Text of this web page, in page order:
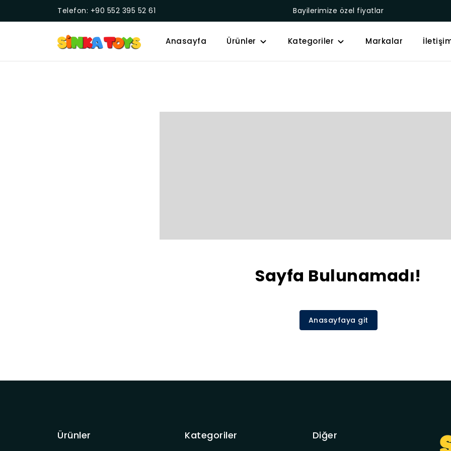
Telefon: +90 552 395 52 61 Bayilerimize özel fiyatlar
Anasayfa Ürünler Kategoriler Markalar
Sayfa Bulunamadı!
Anasayfaya git
Ürünler Kategoriler Diğer